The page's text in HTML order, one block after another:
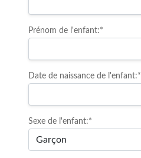
Prénom de l'enfant:*
Date de naissance de l'enfant:*
Sexe de l'enfant:*